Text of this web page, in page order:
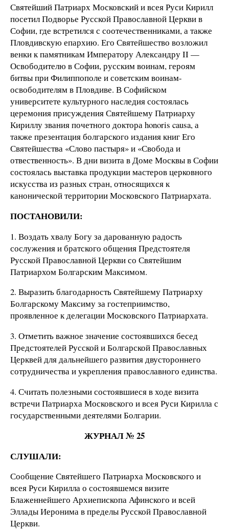
Святейший Патриарх Московский и всея Руси Кирилл
посетил Подворье Русской Православной Церкви в
Софии, где встретился с соотечественниками, а также
Пловдивскую епархию. Его Святейшество возложил
венки к памятникам Императору Александру II —
Освободителю в Софии, русским воинам, героям
битвы при Филиппополе и советским воинам-
освободителям в Пловдиве. В Софийском
университете культурного наследия состоялась
церемония присуждения Святейшему Патриарху
Кириллу звания почетного доктора honoris causa, а
также презентация болгарского издания книг Его
Святейшества «Слово пастыря» и «Свобода и
отвественность». В дни визита в Доме Москвы в Софии
состоялась выставка продукции мастеров церковного
искусства из разных стран, относящихся к
канонической территории Московского Патриархата.
ПОСТАНОВИЛИ:
1. Воздать хвалу Богу за дарованную радость
сослужения и братского общения Предстоятеля
Русской Православной Церкви со Святейшим
Патриархом Болгарским Максимом.
2. Выразить благодарность Святейшему Патриарху
Болгарскому Максиму за гостеприимство,
проявленное к делегации Московского Патриархата.
3. Отметить важное значение состоявшихся бесед
Предстоятелей Русской и Болгарской Православных
Церквей для дальнейшего развития двустороннего
сотрудничества и укрепления православного единства.
4. Считать полезными состоявшиеся в ходе визита
встречи Патриарха Московского и всея Руси Кирилла с
государственными деятелями Болгарии.
ЖУРНАЛ № 25
СЛУШАЛИ:
Сообщение Святейшего Патриарха Московского и
всея Руси Кирилла о состоявшемся визите
Блаженнейшего Архиепископа Афинского и всей
Эллады Иеронима в пределы Русской Православной
Церкви.